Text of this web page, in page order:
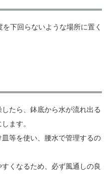
下回らないような場所に置く
たら、鉢底から水が流れ出る
ます。
等を使い、腰水で管理するの
くなるため、必ず風通しの良